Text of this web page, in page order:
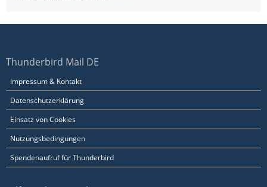
2015-03-26 19:18:44 gloda.datastore
Thunderbird Mail DE
Impressum & Kontakt
Datenschutzerklärung
Einsatz von Cookies
Nutzungsbedingungen
Spendenaufruf für Thunderbird